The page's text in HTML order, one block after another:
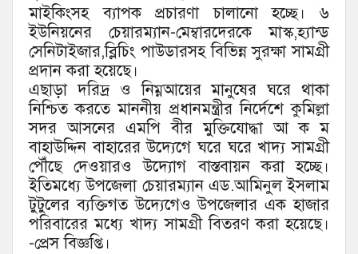
মাইকিংসহ ব্যাপক প্রচারণা চালানো হচ্ছে। ৬
ইউনিয়নের চেয়ারম্যান-মেম্বারদেরকে মাস্ক,হ্যান্ড
সেনিটাইজার,ব্লিচিং পাউডারসহ বিভিন্ন সুরক্ষা সামগ্রী
প্রদান করা হয়েছে।
এছাড়া দরিদ্র ও নিম্নআয়ের মানুষের ঘরে থাকা
নিশ্চিত করতে মাননীয় প্রধানমন্ত্রীর নির্দেশে কুমিল্লা
সদর আসনের এমপি বীর মুক্তিযোদ্ধা আ ক ম
বাহাউদ্দিন বাহারের উদ্যেগে ঘরে ঘরে খাদ্য সামগ্রী
পৌঁছে দেওয়ারও উদ্যোগ বাস্তবায়ন করা হচ্ছে।
ইতিমধ্যে উপজেলা চেয়ারম্যান এড.আমিনুল ইসলাম
টুটুলের ব্যক্তিগত উদ্যেগেও উপজেলার এক হাজার
পরিবারের মধ্যে খাদ্য সামগ্রী বিতরণ করা হয়েছে।
-প্রেস বিজ্ঞপ্তি।